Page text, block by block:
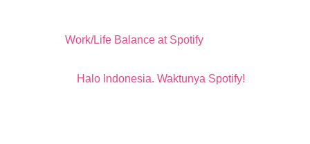
Work/Life Balance at Spotify
Halo Indonesia. Waktunya Spotify!